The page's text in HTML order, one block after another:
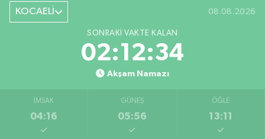
KOCAELİ 08.08.2026
SONRAKI VAKTE KALAN
02:12:33
Akşam Namazı
İMSAK
04:16
GÜNEŞ
05:56
ÖĞLE
13:11